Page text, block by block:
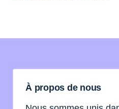
À propos de nous